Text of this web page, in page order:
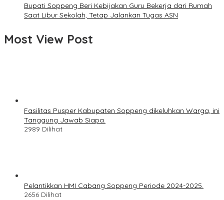
Bupati Soppeng Beri Kebijakan Guru Bekerja dari Rumah
Saat Libur Sekolah, Tetap Jalankan Tugas ASN
Most View Post
Fasilitas Pusper Kabupaten Soppeng dikeluhkan Warga, ini
Tanggung Jawab Siapa.
2989 Dilihat
Pelantikkan HMI Cabang Soppeng Periode 2024-2025.
2656 Dilihat